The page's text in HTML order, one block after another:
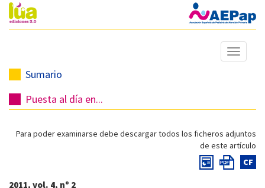
Mostrar
menú
Sumario
Puesta al día en...
Para poder examinarse debe descargar todos los ficheros adjuntos
de este artículo
CF
2011, vol. 4, nº 2